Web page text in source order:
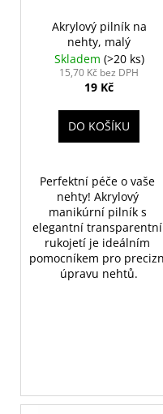
Akrylový pilník na
nehty, malý
Skladem (>20 ks)
15,70 Kč bez DPH
19 Kč
DO KOŠÍKU
Perfektní péče o vaše
nehty! Akrylový
manikúrní pilník s
elegantní transparentní
rukojetí je ideálním
pomocníkem pro
úpravu nehtů.